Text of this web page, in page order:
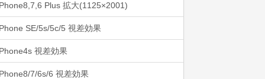
Plus 拡大(1125×2001)
SE/5s/5c/5 視差効果
視差効果
7/6s/6 視差効果